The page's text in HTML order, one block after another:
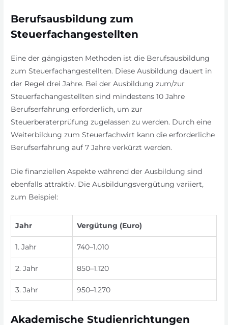
Berufsausbildung zum
Steuerfachangestellten
Eine der gängigsten Methoden ist die Berufsausbildung
zum Steuerfachangestellten. Diese Ausbildung dauert in
der Regel drei Jahre. Bei der Ausbildung zum/zur
Steuerfachangestellten sind mindestens 10 Jahre
Berufserfahrung erforderlich, um zur
Steuerberaterprüfung zugelassen zu werden. Durch eine
Weiterbildung zum Steuerfachwirt kann die erforderliche
Berufserfahrung auf 7 Jahre verkürzt werden.
Die finanziellen Aspekte während der Ausbildung sind
ebenfalls attraktiv. Die Ausbildungsvergütung variiert,
zum Beispiel:
Jahr Vergütung (Euro)
1. Jahr 740–1.010
2. Jahr 850–1.120
3. Jahr 950–1.270
Akademische Studienrichtungen